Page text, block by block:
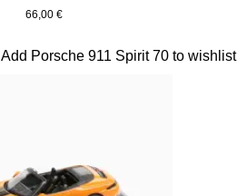
66,00 €
Add Porsche 911 Spirit 70 to wishlist